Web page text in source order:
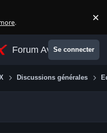
. ×
Forum AvexSe connecter
Discussions générales